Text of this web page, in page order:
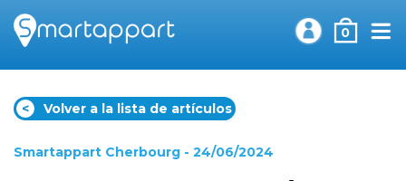
0
< Volver a la lista de artículos
Smartappart Cherbourg - 24/06/2024